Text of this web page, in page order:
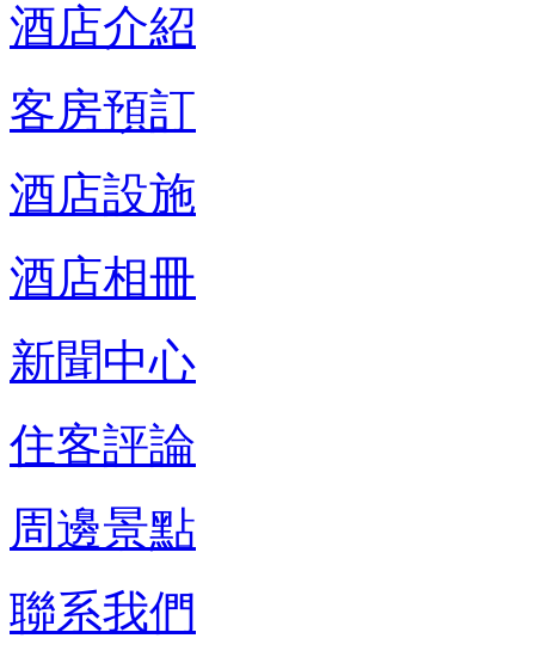
酒店介紹
客房預訂
酒店設施
酒店相冊
新聞中心
住客評論
周邊景點
聯系我們